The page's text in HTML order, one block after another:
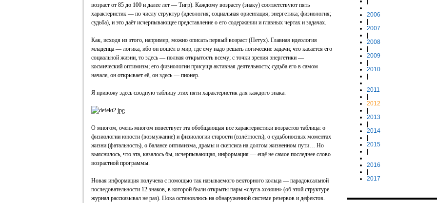
возраст от 85 до 100 и далее лет — Тигр). Каждому возрасту (знаку) соответствуют пять
характеристик — по числу структур (идеология; социальная ориентация; энергетика; физиология;
судьба), и это даёт исчерпывающее представление о его содержании и главных чертах и задачах.
Как, исходя из этого, например, можно описать первый возраст (Петух). Главная идеология
младенца — логика, ибо он вошёл в мир, где ему надо решать логические задачи; что касается его
социальной жизни, то здесь — полная открытость всему; с точки зрения энергетики —
космический оптимизм; его физиологии присуща активная деятельность; судьба его в самом
начале, он открывает её, он здесь — пионер.
Я привожу здесь сводную таблицу этих пяти характеристик для каждого знака.
О многом, очень многом повествует эта обобщающая все характеристики возрастов таблица: о
физиологии юности (возмужание) и физиологии старости (взлётность), о судьбоносных моментах
жизни (фатальность), о балансе оптимизма, драмы и скепсиса на долгом жизненном пути… Но
выяснилось, что эта, казалось бы, исчерпывающая, информация — ещё не самое последнее слово
возрастной программы.
Новая информация получена с помощью так называемого векторного кольца — парадоксальной
последовательности 12 знаков, в которой были открыты пары «слуга-хозяин» (об этой структуре
журнал рассказывал не раз). Пока остановлюсь на обнаруженной системе резервов и дефектов.
2006
2007
2008
2009
2010
2011
2012
2013
2014
2015
2016
2017